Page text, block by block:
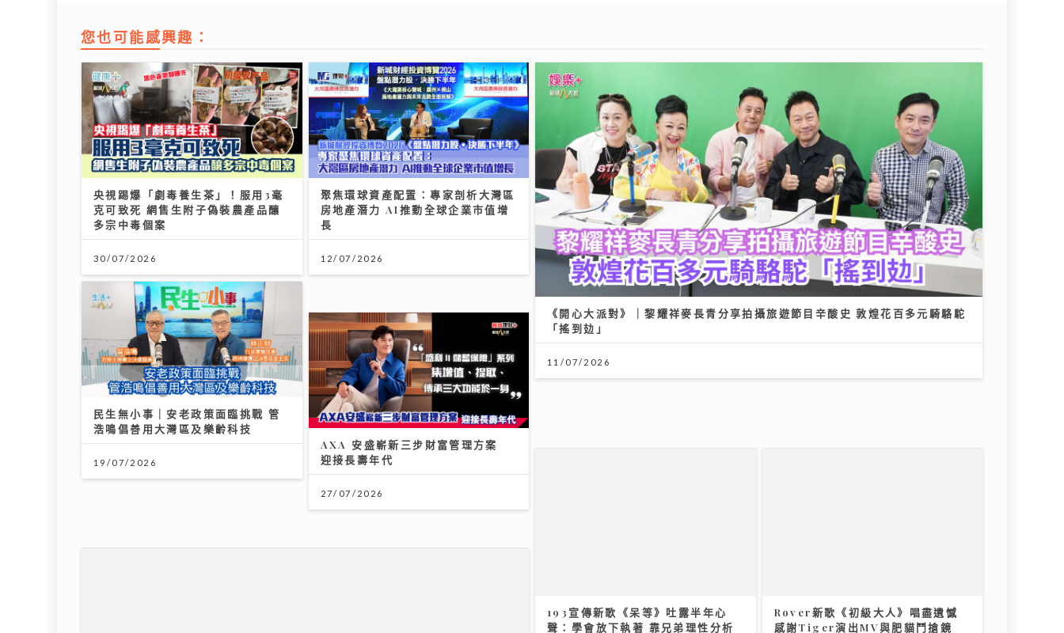
您也可能感興趣：
央視踢爆「劇毒養生茶」！服用3毫
克可致死 網售生附子偽裝農產品釀
多宗中毒個案
30/07/2026
聚焦環球資產配置：專家剖析大灣區
房地產潛力 AI推動全球企業市值增
長
12/07/2026
《開心大派對》｜黎耀祥麥長青分享拍攝旅遊節目辛酸史 敦煌花百多元騎駱駝
「搖到攰」
11/07/2026
民生無小事｜安老政策面臨挑戰 管
浩鳴倡善用大灣區及樂齡科技
19/07/2026
AXA 安盛嶄新三步財富管理方案
迎接長壽年代
27/07/2026